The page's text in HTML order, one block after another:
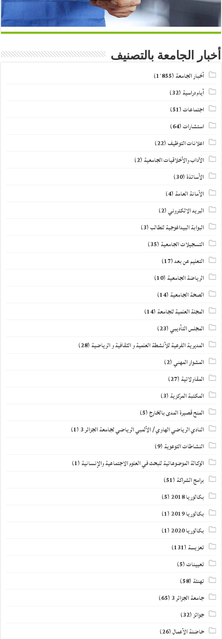
أخبار الجامعة بالتصنيف
أخبار الجامعة (1٬855)
أيام دراسية (32)
اجتماعات(51)
استشارات(64)
اعلانات التوظيف (22)
الآداب والأخلاقيات الجامعية (2)
الأساتذة(30)
الأمانة العامة (4)
البريد الالكتروني(2)
البوابة البيداغوجية للطالب(3)
التسجيلات الجامعية (35)
التعليم عن بعد(17)
الرياضة الجامعية (10)
الصحة الجامعية (14)
المجلة العلمية للجامعة (14)
المجلس التأديبي(23)
المديرية الفرعية للأنشطة العلمية و الثقافية و الرياضية (28)
المشوار المهني(2)
المقاولاتية (27)
المكتبة المركزية (3)
المنح قصيرة المدى بالخارج(5)
النادي الرياضي الهاوي / الألمبي الرياضي لجامعة الجزائر 3 (1)
النشاطات التوعوية (9)
الوكالة الموضوعاتية للبحث في العلوم الاجتماعية والإنسانية (1)
برامج الشراكة (51)
بكالوريا 2018
(5)
بكالوريا 2019
(1)
بكالوريا 2020
(1)
تعزيــــة (131)
تعيينات(5)
تهنئة (58)
جامعة الجزائر 3 (65)
جوائز(32)
حاضنة الأعمال(26)